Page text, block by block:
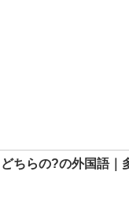
どちらの?の外国語｜